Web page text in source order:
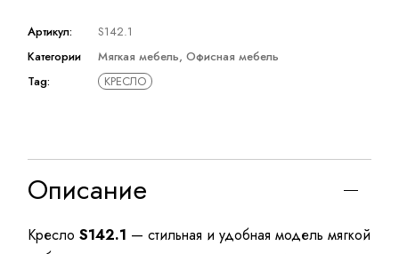
Артикул:
S142.1
Категории
Мягкая мебель,Офисная мебель
Tag:
КРЕСЛО
Описание
КреслоS142.1 — стильная и удобная модель мягкой